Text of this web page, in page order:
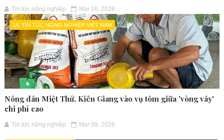
Tin tức nông nghiệp Mar 16, 2026
14. TIN TỨC NÔNG NGHIỆP VIỆT NAM
Nông dân Miệt Thứ, Kiên Giang vào vụ tôm giữa 'vòng vây'
chi phí cao
Tin tức nông nghiệp Mar 09, 2026